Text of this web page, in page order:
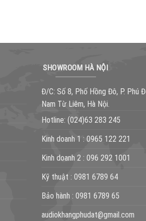
SHOWROOM HÀ NỘI
Đ/C: Số 8, Phố Hồng Đô, P. Phú
Nam Từ Liêm, Hà Nội.
Hotline: (024)63 283 245
Kinh doanh 1 : 0965 122 221
Kinh doanh 2 : 096 292 1001
Kỹ thuật : 0981 6789 64
Bảo hành : 0981 6789 65
audiokhangphudat@gmail.com